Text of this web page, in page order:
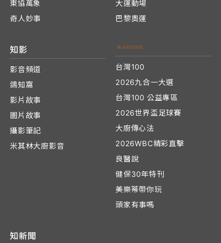
東協萬象
奇人妙事
大運動場
巴黎奧運
知影
影音頻道
鴿知窩
影片故事
圖片故事
攝影筆記
米其林大廚影音
台灣100
2026九合一大選
台灣100 公益專區
2026世界盃足球賽
大廚傳心法
2026WBC精彩直擊
良醫說
健保30年特刊
美樂蒂帶你玩
頭家有事嗎
知新聞